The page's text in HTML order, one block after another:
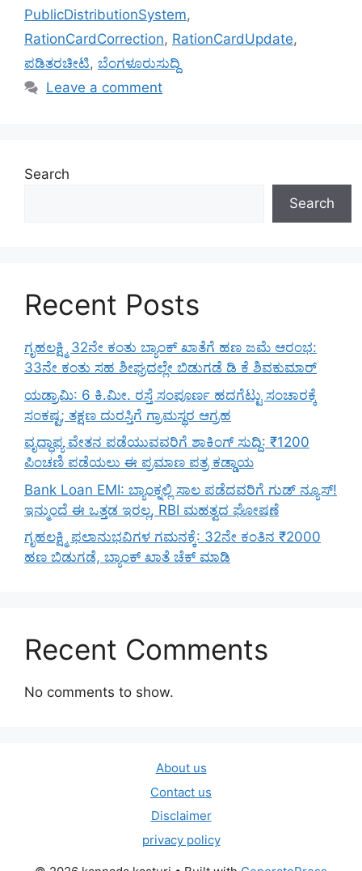
PublicDistributionSystem,
RationCardCorrection, RationCardUpdate,
ಪಡಿತರಚೀಟಿ, ಬೆಂಗಳೂರುಸುದ್ದಿ
Leave a comment
Search
Search
Recent Posts
ಗೃಹಲಕ್ಷ್ಮಿ 32ನೇ ಕಂತು ಬ್ಯಾಂಕ್ ಖಾತೆಗೆ ಹಣ ಜಮೆ ಆರಂಭ:
33ನೇ ಕಂತು ಸಹ ಶೀಘ್ರದಲ್ಲೇ ಬಿಡುಗಡೆ ಡಿ ಕೆ ಶಿವಕುಮಾರ್
ಯಡ್ರಾಮಿ: 6 ಕಿ.ಮೀ. ರಸ್ತೆ ಸಂಪೂರ್ಣ ಹದಗೆಟ್ಟು ಸಂಚಾರಕ್ಕೆ
ಸಂಕಷ್ಟ; ತಕ್ಷಣ ದುರಸ್ತಿಗೆ ಗ್ರಾಮಸ್ಥರ ಆಗ್ರಹ
ವೃದ್ಧಾಪ್ಯ ವೇತನ ಪಡೆಯುವವರಿಗೆ ಶಾಕಿಂಗ್ ಸುದ್ದಿ: ₹1200
ಪಿಂಚಣಿ ಪಡೆಯಲು ಈ ಪ್ರಮಾಣ ಪತ್ರ ಕಡ್ಡಾಯ
Bank Loan EMI: ಬ್ಯಾಂಕ್ನಲ್ಲಿ ಸಾಲ ಪಡೆದವರಿಗೆ ಗುಡ್ ನ್ಯೂಸ್!
ಇನ್ಮುಂದೆ ಈ ಒತ್ತಡ ಇರಲ್ಲ, RBI ಮಹತ್ವದ ಘೋಷಣೆ
ಗೃಹಲಕ್ಷ್ಮಿ ಫಲಾನುಭವಿಗಳ ಗಮನಕ್ಕೆ: 32ನೇ ಕಂತಿನ ₹2000
ಹಣ ಬಿಡುಗಡೆ, ಬ್ಯಾಂಕ್ ಖಾತೆ ಚೆಕ್ ಮಾಡಿ
Recent Comments
No comments to show.
About us
Contact us
Disclaimer
privacy policy